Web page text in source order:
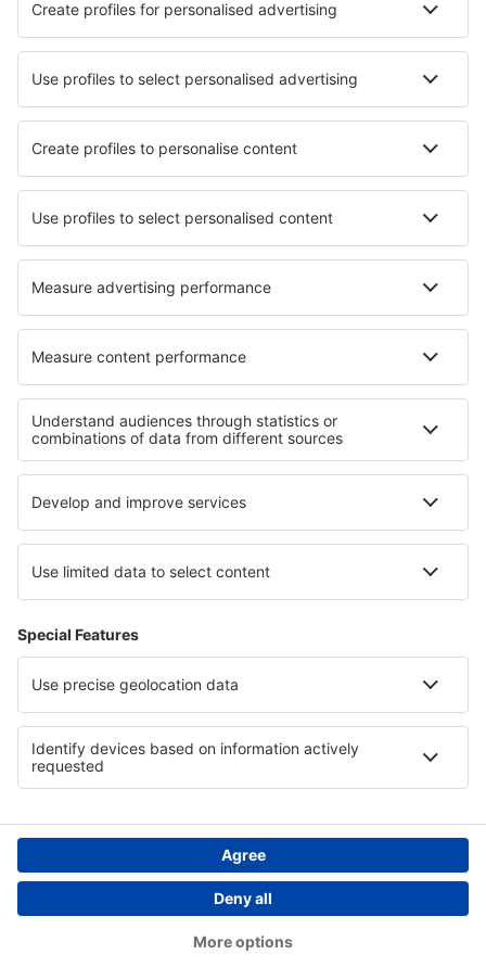
Cele mai bune locuri de cazare - orașe
Cazare în Elmendorf Cazare în Conley
Cazare în Vradal Cazare în Brooklyn Center
Cazare în Vainupea Cazare în San Martino in Badia
Cele mai bune locuri de cazare - regiuni
Cazare în Burgundia Cazare în Val Cenis
Cazare in Alpii Francezi Cazare în Courchevel
Cazare în Regiunea Mont Blanc Cazare in Riviera Marii Negre
Cazare în Saint Thomas Cazare in Atacama
Copyright © eSky.ro. Toate drepturile rezervate.